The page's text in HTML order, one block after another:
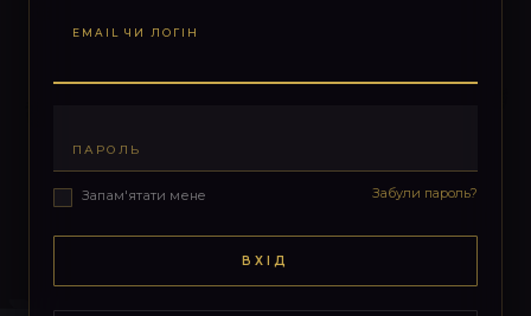
EMAIL ЧИ ЛОГІН
ПАРОЛЬ
Запам'ятати мене Забули пароль?
ВХІД